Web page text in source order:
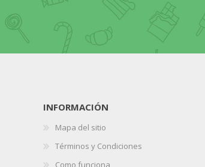
INFORMACIÓN
Mapa del sitio
Términos y Condiciones
Como funciona